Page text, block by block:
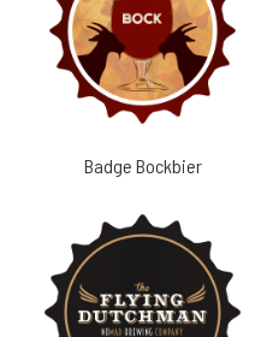
Badge Bockbier